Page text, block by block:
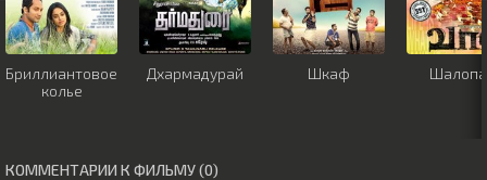
Бриллиантовое
колье
Дхармадурай Шкаф
КОММЕНТАРИИ К ФИЛЬМУ (0)